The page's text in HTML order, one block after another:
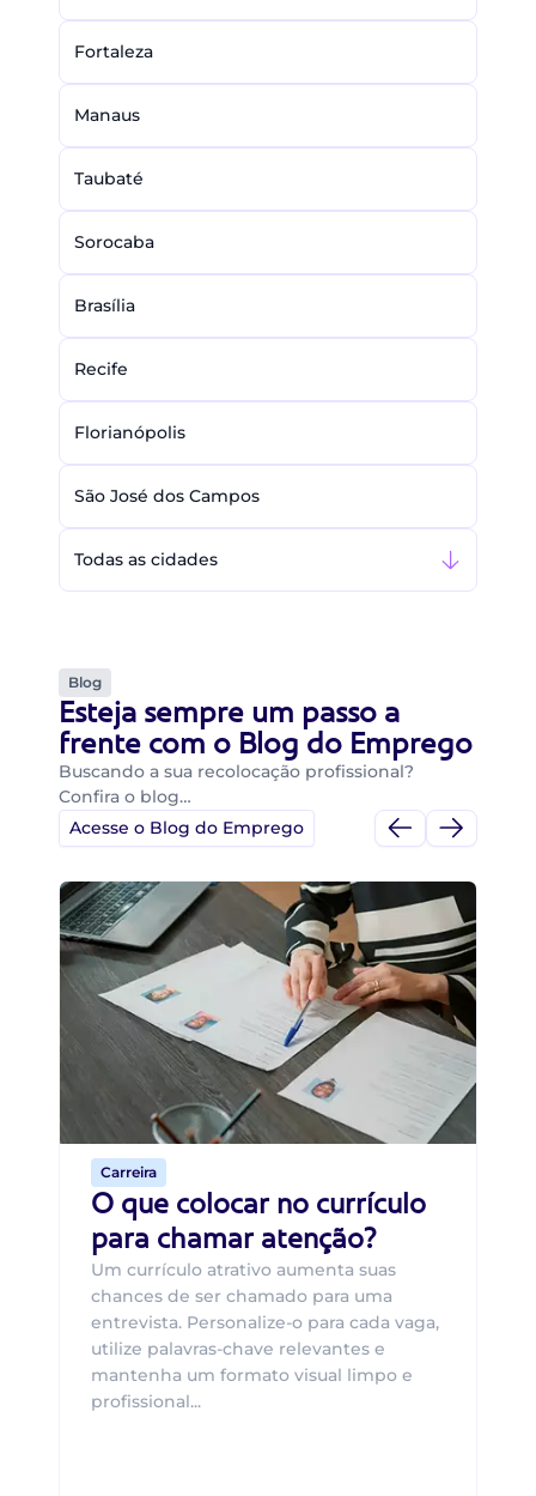
Fortaleza
Manaus
Taubaté
Sorocaba
Brasília
Recife
Florianópolis
São José dos Campos
Todas as cidades
Blog
Esteja sempre um passo a
frente com o Blog do Emprego
Buscando a sua recolocação profissional?
Confira o blog…
Acesse o Blog do Emprego
Carreira
O que colocar no currículo
para chamar atenção?
Um currículo atrativo aumenta suas
chances de ser chamado para uma
entrevista. Personalize-o para cada vaga,
utilize palavras-chave relevantes e
mantenha um formato visual limpo e
profissional...